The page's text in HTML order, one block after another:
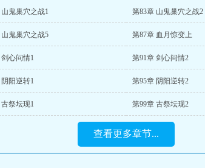
鬼巢穴之战1 第83章 山鬼巢穴之战2
山鬼巢穴之战5 第87章 血月惊变上
心问情1 第91章 剑心问情2
阳逆转1 第95章 阴阳逆转2
祭坛现1 第99章 古祭坛现2
查看更多章节...